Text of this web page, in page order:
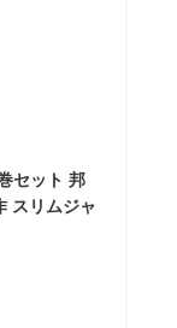
セット 邦
スリムジャ